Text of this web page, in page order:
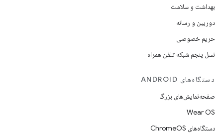
بهداشت و سلامت
دوربین و رسانه
حریم خصوصی
نسل پنجم شبکه تلفن همراه
دستگاه‌های ANDROID
صفحه‌نمایش‌های بزرگ
Wear OS
دستگاه‌های ChromeOS